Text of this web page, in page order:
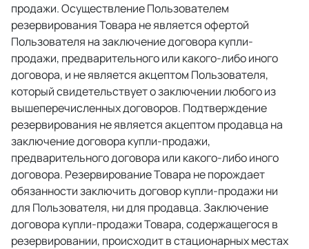
продажи. Осуществление Пользователем
резервирования Товара не является офертой
Пользователя на заключение договора купли-
продажи, предварительного или какого-либо иного
договора, и не является акцептом Пользователя,
который свидетельствует о заключении любого из
вышеперечисленных договоров. Подтверждение
резервирования не является акцептом продавца на
заключение договора купли-продажи,
предварительного договора или какого-либо иного
договора. Резервирование Товара не порождает
обязанности заключить договор купли-продажи ни
для Пользователя, ни для продавца. Заключение
договора купли-продажи Товара, содержащегося в
резервировании, происходит в стационарных местах